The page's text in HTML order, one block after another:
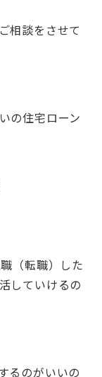
相談をさせて
の住宅ローン
（転職）した
していけるの
るのがいいの